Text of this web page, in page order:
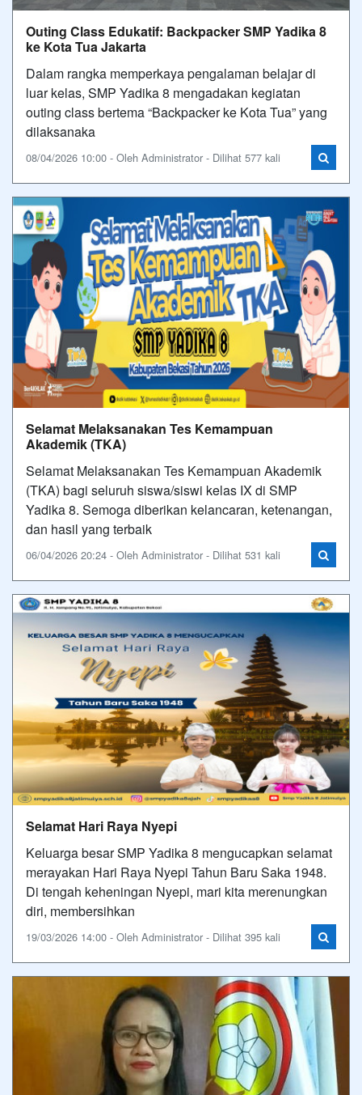
Outing Class Edukatif: Backpacker SMP Yadika 8
ke Kota Tua Jakarta
Dalam rangka memperkaya pengalaman belajar di
luar kelas, SMP Yadika 8 mengadakan kegiatan
outing class bertema “Backpacker ke Kota Tua” yang
dilaksanaka
08/04/2026 10:00 - Oleh Administrator - Dilihat 577 kali
Selamat Melaksanakan Tes Kemampuan
Akademik (TKA)
Selamat Melaksanakan Tes Kemampuan Akademik
(TKA) bagi seluruh siswa/siswi kelas IX di SMP
Yadika 8. Semoga diberikan kelancaran, ketenangan,
dan hasil yang terbaik
06/04/2026 20:24 - Oleh Administrator - Dilihat 531 kali
Selamat Hari Raya Nyepi
Keluarga besar SMP Yadika 8 mengucapkan selamat
merayakan Hari Raya Nyepi Tahun Baru Saka 1948.
Di tengah keheningan Nyepi, mari kita merenungkan
diri, membersihkan
19/03/2026 14:00 - Oleh Administrator - Dilihat 395 kali